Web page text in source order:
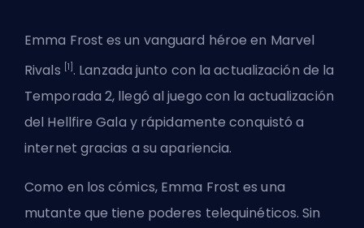
Emma Frost es un vanguard héroe en Marvel
Rivals [1] . Lanzada junto con la actualización de la
Temporada 2, llegó al juego con la actualización
del Hellfire Gala y rápidamente conquistó a
internet gracias a su apariencia.
Como en los cómics, Emma Frost es una
mutante que tiene poderes telequinéticos. Sin